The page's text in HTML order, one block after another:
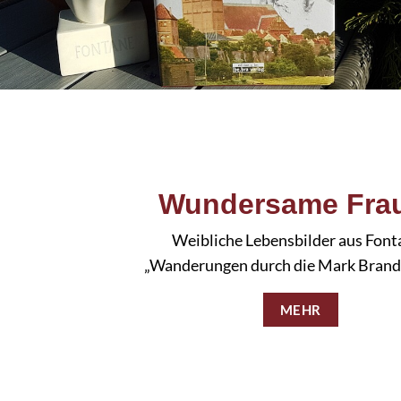
Wundersame
Weibliche Lebensbilder aus
„Wanderungen durch die Mark
MEHR